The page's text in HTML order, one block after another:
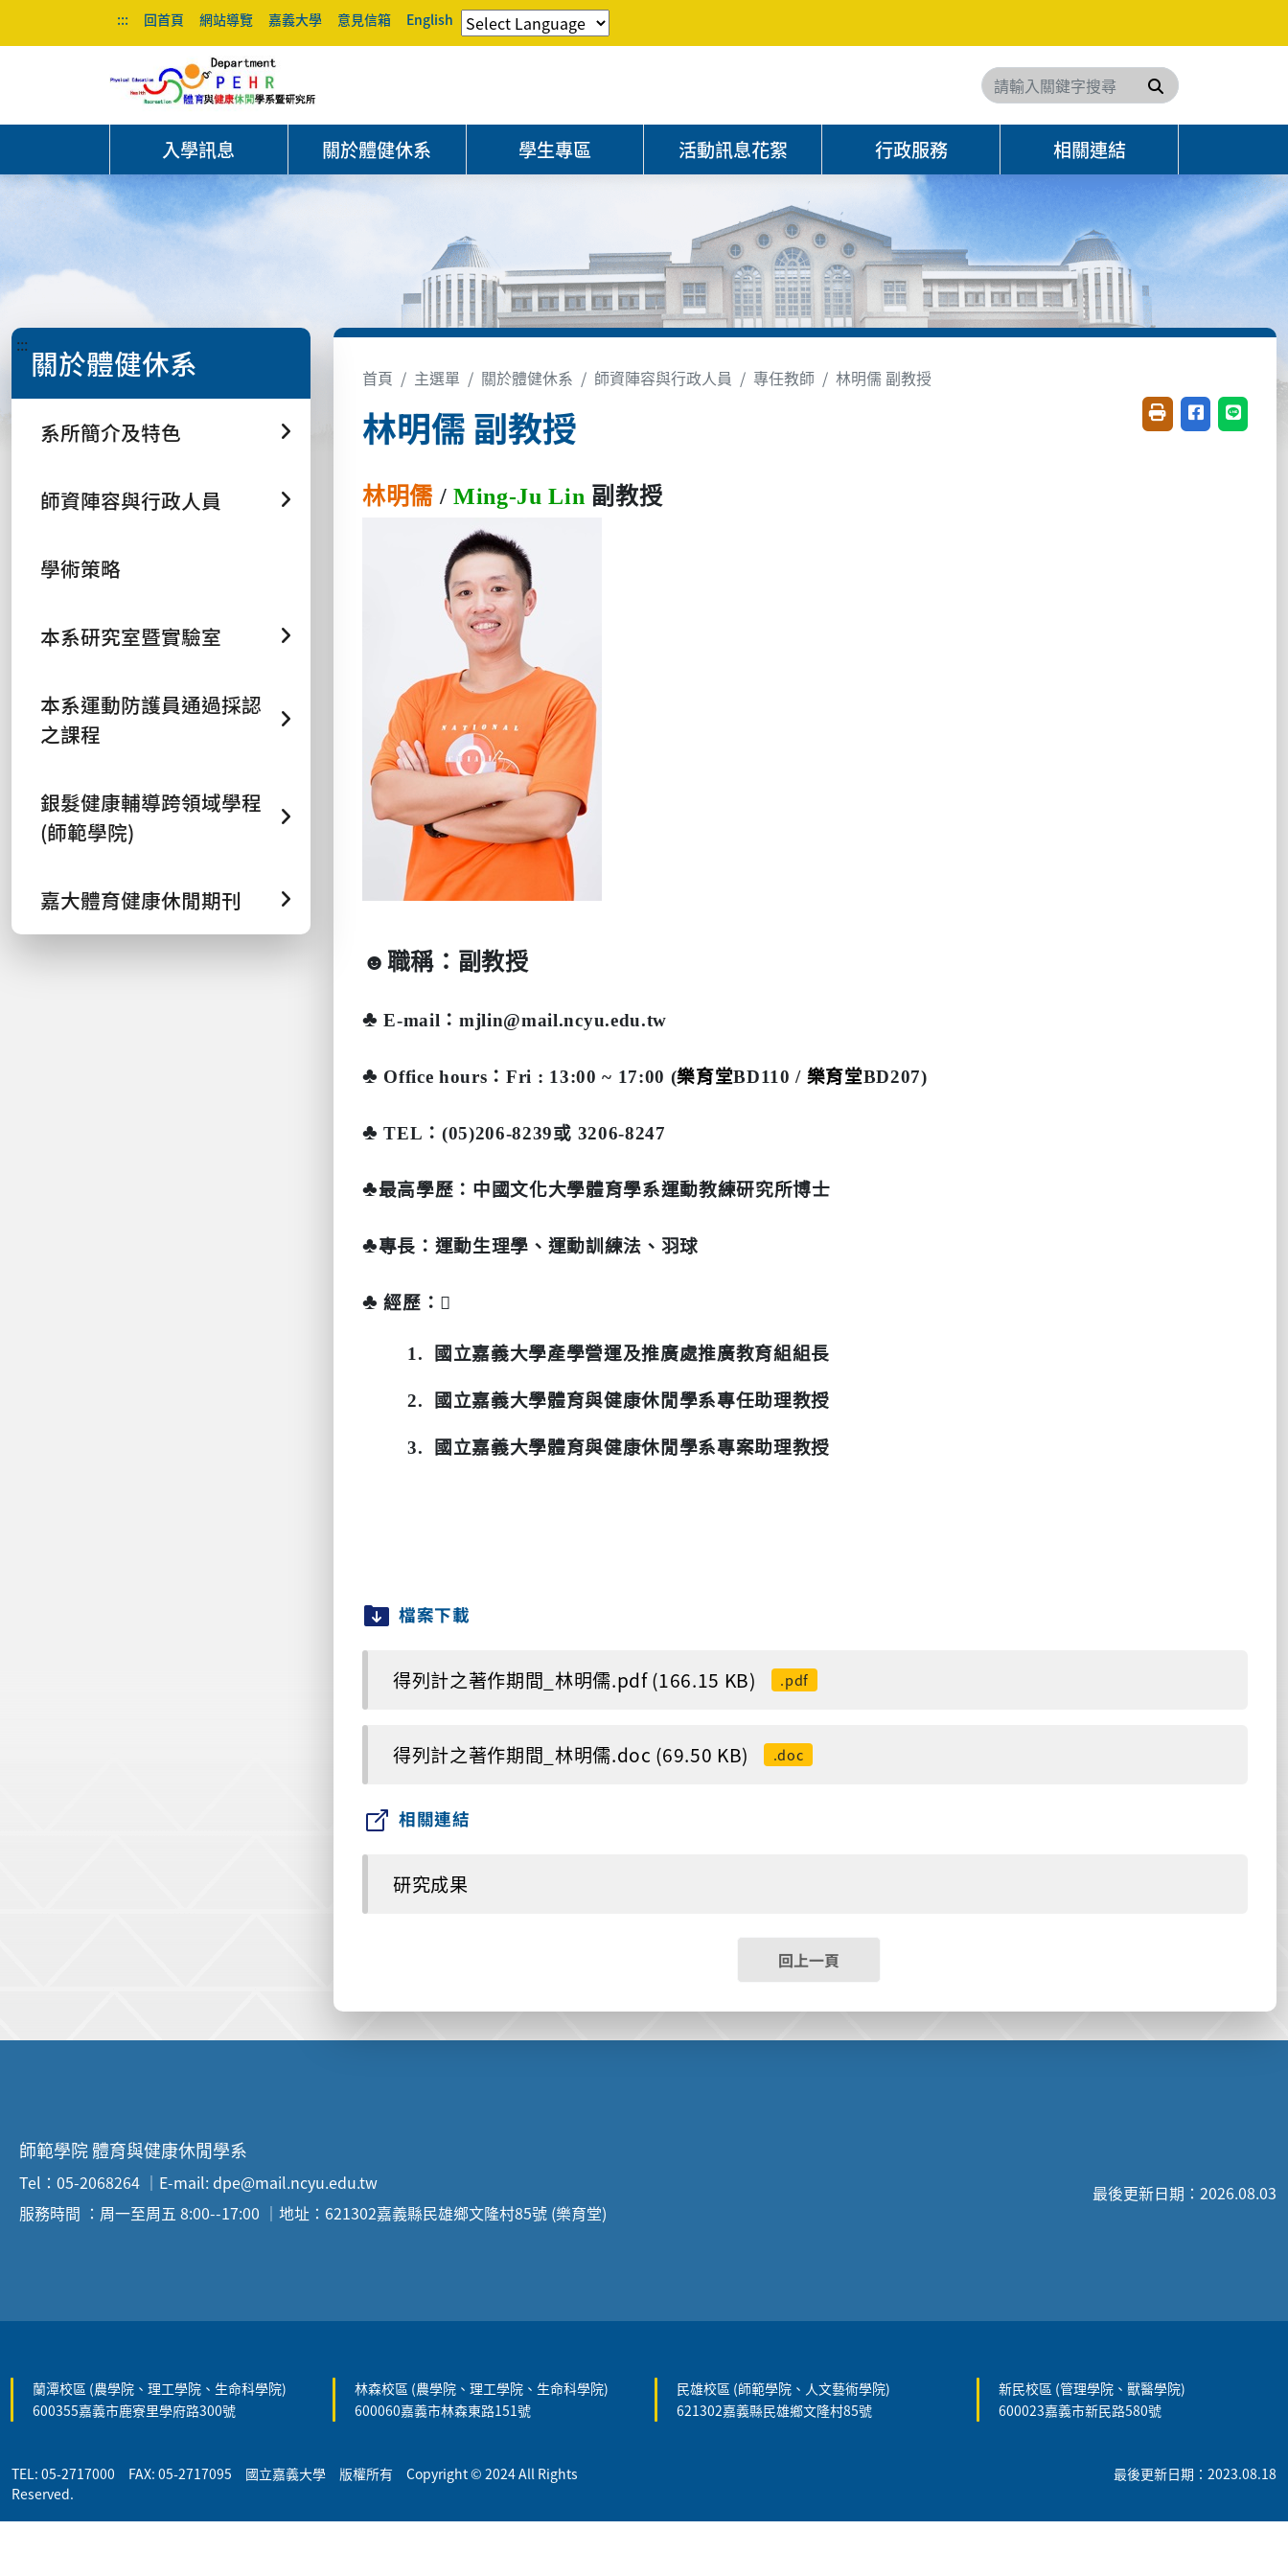
::: 回首頁 網站導覽 嘉義大學 意見信箱 English
搜尋
入學訊息 關於體健休系 學生專區 活動訊息花絮 行政服務 相關連結
::: 關於體健休系
系所簡介及特色
師資陣容與行政人員
學術策略
本系研究室暨實驗室
本系運動防護員通過採認
之課程
銀髮健康輔導跨領域學程
(師範學院)
嘉大體育健康休閒期刊
首頁 主選單 關於體健休系 師資陣容與行政人員 專任教師 林明儒 副教授
林明儒 副教授 友善列印(開新視窗)
分享至臉書(
分享至
林明儒 /Ming-Ju Lin 副教授
☻ 職稱：副教授
♣ E-mail ：mjlin@mail.ncyu.edu.tw
♣ Office hours ：Fri : 13:00 ~ 17:00 (樂育堂BD110 / 樂育堂BD207)
♣ TEL ：(05)206-8239或 3206-8247
♣最高學歷： 中國文化大學體育學系運動教練研究所博士
♣專長： 運動生理學、運動訓練法、羽球
♣ 經歷：
1. 國立嘉義大學產學營運及推廣處推廣教育組組長
2. 國立嘉義大學體育與健康休閒學系專任助理教授
3. 國立嘉義大學體育與健康休閒學系專案助理教授
檔案下載
得列計之著作期間_林明儒.pdf (166.15 KB) .pdf
得列計之著作期間_林明儒.doc (69.50 KB) .doc
相關連結
研究成果
回上一頁
師範學院 體育與健康休閒學系
Tel：05-2068264 ｜E-mail: dpe@mail.ncyu.edu.tw
服務時間 ：周一至周五 8:00--17:00 ｜地址：621302嘉義縣民雄鄉文隆村85號 (樂育堂)
最後更新日期：2026.08.03
蘭潭校區 (農學院、理工學院、生命科學院)
600355嘉義市鹿寮里學府路300號
林森校區 (農學院、理工學院、生命科學院)
600060嘉義市林森東路151號
民雄校區 (師範學院、人文藝術學院)
621302嘉義縣民雄鄉文隆村85號
新民校區 (管理學院、獸醫學院)
600023嘉義市新民路580號
TEL: 05-2717000 FAX: 05-2717095 國立嘉義大學 版權所有 Copyright © 2024 All Rights
Reserved.
最後更新日期：2023.08.18